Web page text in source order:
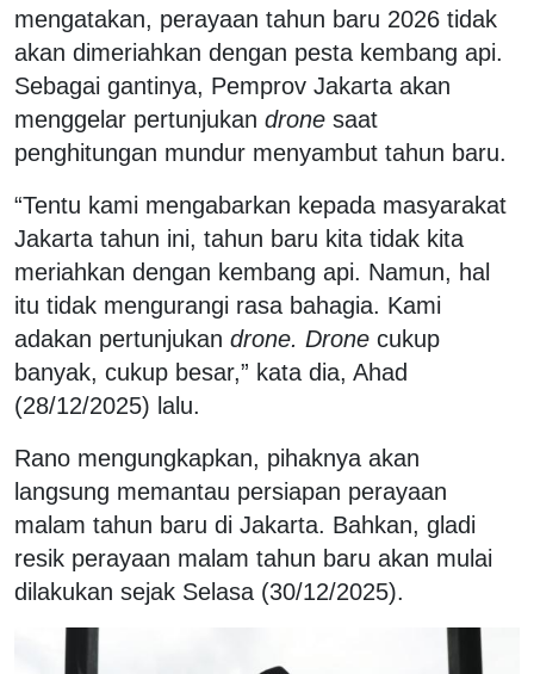
mengatakan, perayaan tahun baru 2026 tidak
akan dimeriahkan dengan pesta kembang api.
Sebagai gantinya, Pemprov Jakarta akan
menggelar pertunjukan drone saat
penghitungan mundur menyambut tahun baru.
“Tentu kami mengabarkan kepada masyarakat
Jakarta tahun ini, tahun baru kita tidak kita
meriahkan dengan kembang api. Namun, hal
itu tidak mengurangi rasa bahagia. Kami
adakan pertunjukan drone. Drone cukup
banyak, cukup besar,” kata dia, Ahad
(28/12/2025) lalu.
Rano mengungkapkan, pihaknya akan
langsung memantau persiapan perayaan
malam tahun baru di Jakarta. Bahkan, gladi
resik perayaan malam tahun baru akan mulai
dilakukan sejak Selasa (30/12/2025).